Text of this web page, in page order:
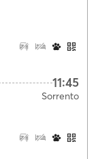
11:45
Sorrento